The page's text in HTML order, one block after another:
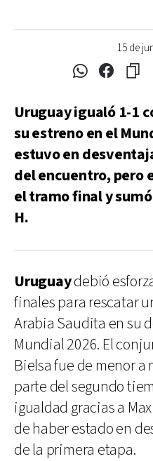
15 de
Uruguay igualó 1-1
su estreno en el
estuvo en
del encuentro, pero
el tramo final y
H.
Uruguaydebió
finales para rescatar
Arabia Saudita en su
Mundial 2026. El
Bielsa fue de menor a
parte del segundo
igualdad gracias a
de haber estado en
de la primera etapa.